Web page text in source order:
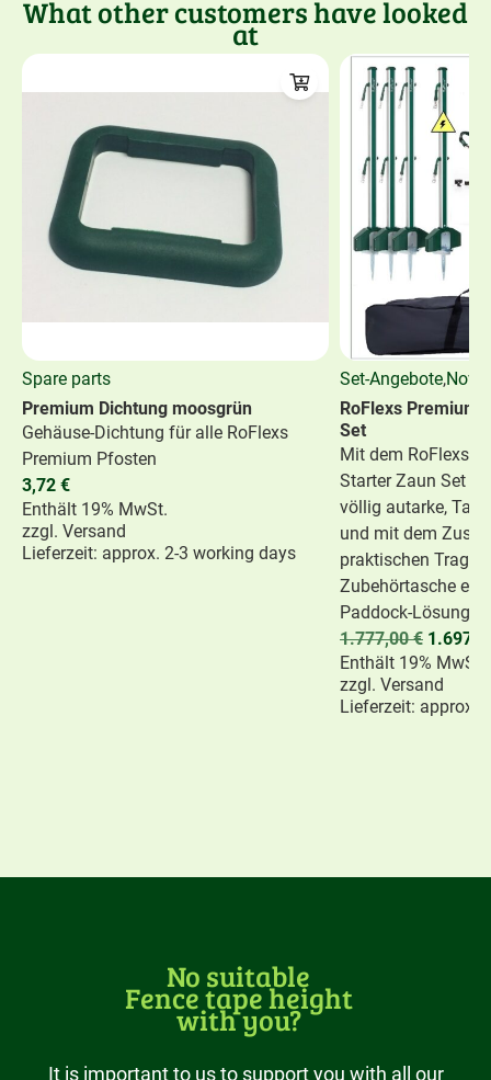
What other customers have looked
at
Spare parts
Premium Dichtung moosgrün
Gehäuse-Dichtung für alle RoFlexs
Premium Pfosten
3,72 €
Enthält 19% MwSt.
zzgl. Versand
Lieferzeit: approx. 2-3 working days
Set-Angebote,
RoFlexs Premium
Set
Mit dem RoFlexs
Starter Zaun Set
völlig autarke,
und mit dem
praktischen
Zubehörtasche
Paddock-Lösung.
1.777,00€
Enthält 19% MwSt.
zzgl. Versand
Lieferzeit: approx.
No suitable
Fence tape height
with you?
It is important to us to support you with all our